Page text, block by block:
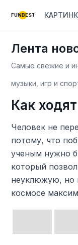
FUNBEST
Лента
Самые свежие и
музыки, игр и
Как
Человек не
потому, что
ученым нужно
который
неуклюжую, но
космосе